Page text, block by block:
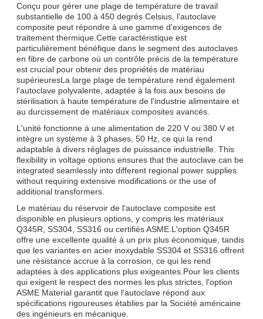
Conçu pour gérer une plage de température de travail
substantielle de 100 à 450 degrés Celsius, l'autoclave
composite peut répondre à une gamme d'exigences de
traitement thermique.Cette caractéristique est
particulièrement bénéfique dans le segment des autoclaves
en fibre de carbone où un contrôle précis de la température
est crucial pour obtenir des propriétés de matériau
supérieuresLa large plage de température rend également
l'autoclave polyvalente, adaptée à la fois aux besoins de
stérilisation à haute température de l'industrie alimentaire et
au durcissement de matériaux composites avancés.
L'unité fonctionne à une alimentation de 220 V ou 380 V et
intègre un système à 3 phases, 50 Hz, ce qui la rend
adaptable à divers réglages de puissance industrielle. This
flexibility in voltage options ensures that the autoclave can be
integrated seamlessly into different regional power supplies
without requiring extensive modifications or the use of
additional transformers.
Le matériau du réservoir de l'autoclave composite est
disponible en plusieurs options, y compris les matériaux
Q345R, SS304, SS316 ou certifiés ASME.L'option Q345R
offre une excellente qualité à un prix plus économique, tandis
que les variantes en acier inoxydable SS304 et SS316 offrent
une résistance accrue à la corrosion, ce qui les rend
adaptées à des applications plus exigeantes.Pour les clients
qui exigent le respect des normes les plus strictes, l'option
ASME Material garantit que l'autoclave répond aux
spécifications rigoureuses établies par la Société américaine
des ingénieurs en mécanique.